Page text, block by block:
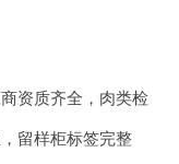
资质齐全，肉类检
留样柜标签完整